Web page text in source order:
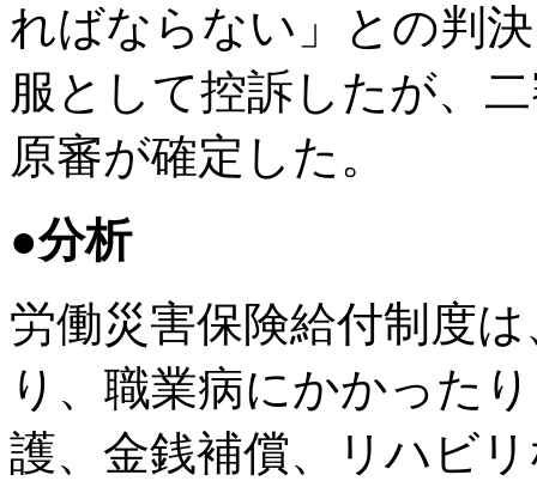
ればならない」との判
服として控訴したが、
原審が確定した。
●分析
労働災害保険給付制度
り、職業病にかかった
護、金銭補償、リハビ